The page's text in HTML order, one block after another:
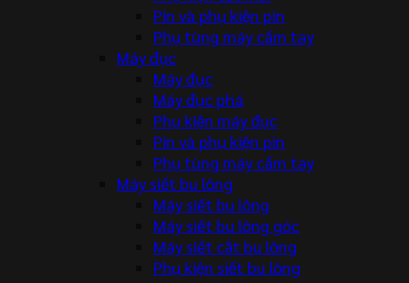
Pin và phụ kiện pin
Phụ tùng máy cầm tay
Máy đục
Máy đục
Máy đục phá
Phụ kiện máy đục
Pin và phụ kiện pin
Phụ tùng máy cầm tay
Máy siết bu lông
Máy siết bu lông
Máy siết bu lông góc
Máy siết cắt bu lông
Phụ kiện siết bu lông